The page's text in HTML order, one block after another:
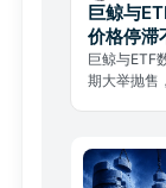
巨鲸与
价格停滞
巨鲸与ETF
期大举抛售